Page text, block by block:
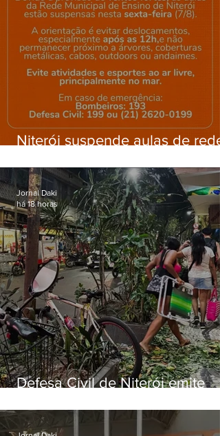
Niterói suspende aulas de rede
ventos fortes nesta sexta (7)
Defesa Civil de Niterói emite
sexta-feira (07)
Jornal Daki
há 18 horas